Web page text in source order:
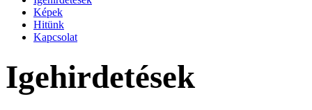
Képek
Hitünk
Kapcsolat
Igehirdetések